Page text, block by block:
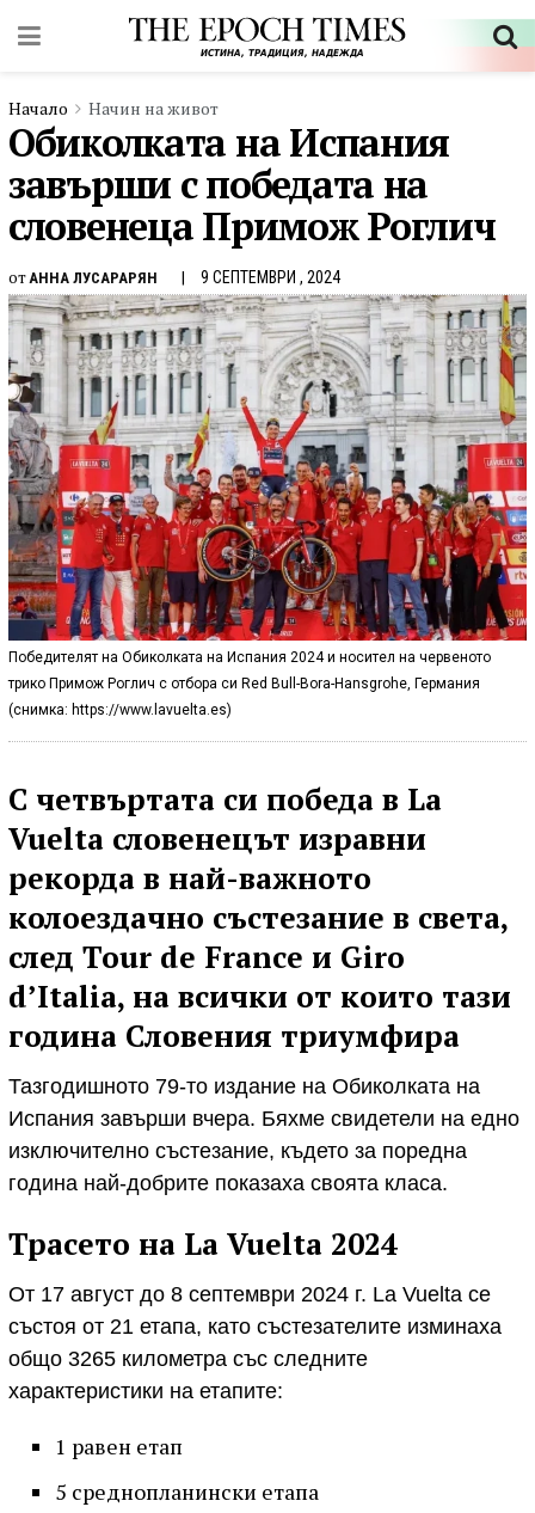
Начало Начин на живот
Обиколката на Испания
завърши с победата на
словенеца Примож Роглич
от АННА ЛУСАРАРЯН 9 СЕПТЕМВРИ , 2024
Победителят на Обиколката на Испания 2024 и носител на червеното
трико Примож Роглич с отбора си Red Bull-Bora-Hansgrohe, Германия
(снимка: https://www.lavuelta.es)
С четвъртата си победа в La
Vuelta словенецът изравни
рекорда в най-важното
колоездачно състезание в света,
след Tour de France и Giro
d’Italia, на всички от които тази
година Словения триумфира
Тазгодишното 79-то издание на Обиколката на
Испания завърши вчера. Бяхме свидетели на едно
изключително състезание, където за поредна
година най-добрите показаха своята класа.
Трасето на La Vuelta 2024
От 17 август до 8 септември 2024 г. La Vuelta се
състоя от 21 етапа, като състезателите изминаха
общо 3265 километра със следните
характеристики на етапите:
1 равен етап
5 среднопланински етапа